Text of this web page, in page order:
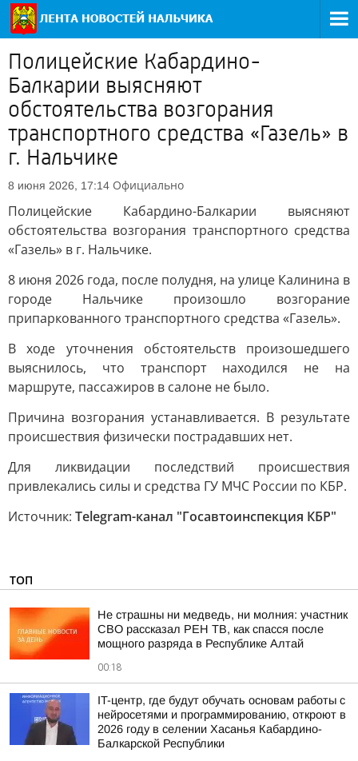
Полицейские Кабардино-
Балкарии выясняют
обстоятельства возгорания
транспортного средства «Газель» в
г. Нальчике
8 июня 2026, 17:14 Официально
Полицейские Кабардино-Балкарии выясняют
обстоятельства возгорания транспортного средства
«Газель» в г. Нальчике.
8 июня 2026 года, после полудня, на улице Калинина в
городе Нальчике произошло возгорание
припаркованного транспортного средства «Газель».
В ходе уточнения обстоятельств произошедшего
выяснилось, что транспорт находился не на
маршруте, пассажиров в салоне не было.
Причина возгорания устанавливается. В результате
происшествия физически пострадавших нет.
Для ликвидации последствий происшествия
привлекались силы и средства ГУ МЧС России по КБР.
Источник: Telegram-канал "Госавтоинспекция КБР"
ТОП
Не страшны ни медведь, ни молния: участник
СВО рассказал РЕН ТВ, как спасся после
мощного разряда в Республике Алтай
00:18
IT-центр, где будут обучать основам работы с
нейросетями и программированию, откроют в
2026 году в селении Хасанья Кабардино-
Балкарской Республики